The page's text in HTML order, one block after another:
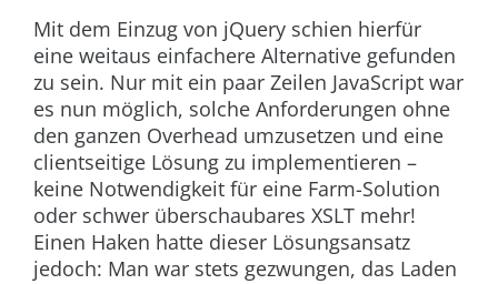
Mit dem Einzug von jQuery schien hierfür
eine weitaus einfachere Alternative gefunden
zu sein. Nur mit ein paar Zeilen JavaScript war
es nun möglich, solche Anforderungen ohne
den ganzen Overhead umzusetzen und eine
clientseitige Lösung zu implementieren –
keine Notwendigkeit für eine Farm-Solution
oder schwer überschaubares XSLT mehr!
Einen Haken hatte dieser Lösungsansatz
jedoch: Man war stets gezwungen, das Laden